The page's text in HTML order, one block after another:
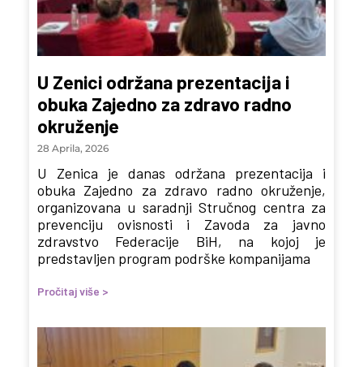
U Zenici održana prezentacija i
obuka Zajedno za zdravo radno
okruženje
28 Aprila, 2026
U Zenica je danas održana prezentacija i
obuka Zajedno za zdravo radno okruženje,
organizovana u saradnji Stručnog centra za
prevenciju ovisnosti i Zavoda za javno
zdravstvo Federacije BiH, na kojoj je
predstavljen program podrške kompanijama
Pročitaj više >